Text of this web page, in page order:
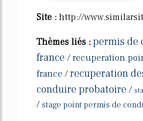
Site : http://
Thèmes liés : permis de
france /recuperation
france /recuperation
conduire probatoire /
/stage point permis de